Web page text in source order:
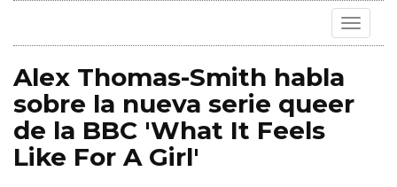
Toggle
Alex Thomas-Smith habla
sobre la nueva serie queer
de la BBC 'What It Feels
Like For A Girl'